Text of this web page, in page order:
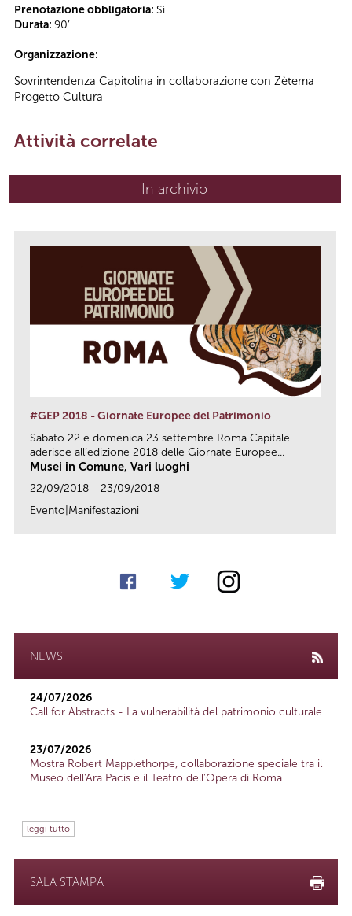
Prenotazione obbligatoria: Sì
Durata: 90’
Organizzazione:
Sovrintendenza Capitolina in collaborazione con Zètema
Progetto Cultura
Attività correlate
In archivio
#GEP 2018 - Giornate Europee del Patrimonio
Sabato 22 e domenica 23 settembre Roma Capitale
aderisce all’edizione 2018 delle Giornate Europee...
Musei in Comune, Vari luoghi
22/09/2018 - 23/09/2018
Evento|Manifestazioni
NEWS
24/07/2026
Call for Abstracts - La vulnerabilità del patrimonio culturale
23/07/2026
Mostra Robert Mapplethorpe, collaborazione speciale tra il
Museo dell'Ara Pacis e il Teatro dell'Opera di Roma
leggi tutto
SALA STAMPA